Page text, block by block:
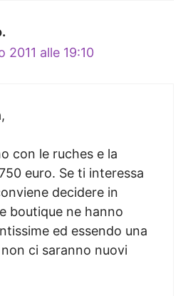
2011 alle 19:10
con le ruches e la
euro. Se ti interessa
decidere in
boutique ne hanno
ed essendo una
ci saranno nuovi